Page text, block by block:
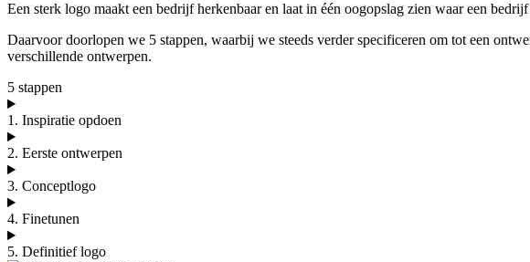
Een sterk logo maakt een bedrijf herkenbaar en laat in één oogopslag zien waar een
Daarvoor doorlopen we 5 stappen, waarbij we steeds verder specificeren om tot een
verschillende ontwerpen.
5 stappen
1. Inspiratie opdoen
2. Eerste ontwerpen
3. Conceptlogo
4. Finetunen
5. Definitief logo